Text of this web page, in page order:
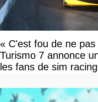
« C'est fou de ne
Turismo 7 annonce
les fans de sim